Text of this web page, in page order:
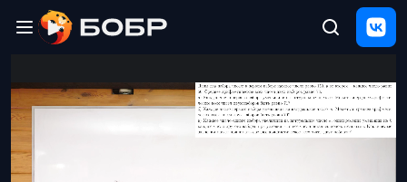
ЩЕЛЧОК
2026
материалы